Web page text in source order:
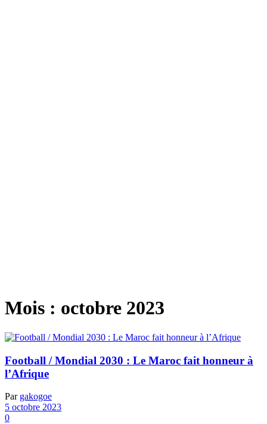
Mois : octobre 2023
Football / Mondial 2030 : Le Maroc fait honneur à
l’Afrique
Par gakogoe
5 octobre 2023
0